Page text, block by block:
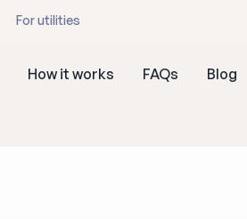
For utilities
How it works FAQs Blog